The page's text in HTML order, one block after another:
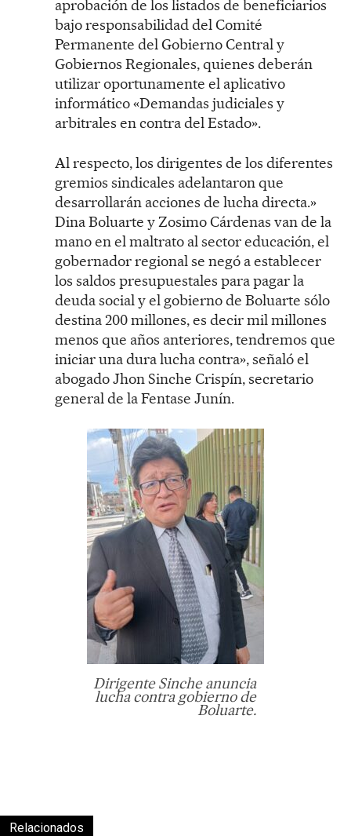
aprobación de los listados de beneficiarios
bajo responsabilidad del Comité
Permanente del Gobierno Central y
Gobiernos Regionales, quienes deberán
utilizar oportunamente el aplicativo
informático «Demandas judiciales y
arbitrales en contra del Estado».
Al respecto, los dirigentes de los diferentes
gremios sindicales adelantaron que
desarrollarán acciones de lucha directa.»
Dina Boluarte y Zosimo Cárdenas van de la
mano en el maltrato al sector educación, el
gobernador regional se negó a establecer
los saldos presupuestales para pagar la
deuda social y el gobierno de Boluarte sólo
destina 200 millones, es decir mil millones
menos que años anteriores, tendremos que
iniciar una dura lucha contra», señaló el
abogado Jhon Sinche Crispín, secretario
general de la Fentase Junín.
Dirigente Sinche anuncia
lucha contra gobierno de
Boluarte.
Relacionados